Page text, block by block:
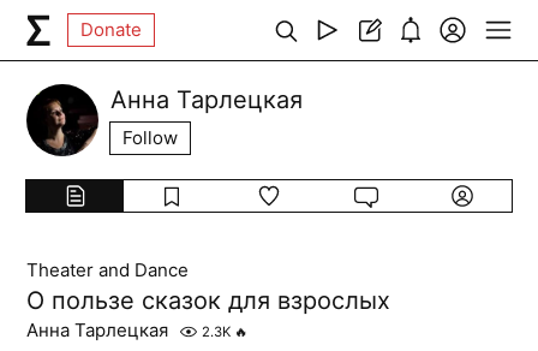
Donate
Анна Тарлецкая
Follow
Theater and Dance
О пользе сказок для взрослых
Анна Тарлецкая 2.3K 🔥